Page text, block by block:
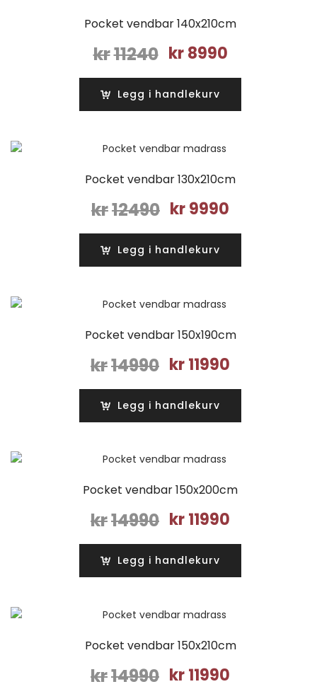
Pocket vendbar 140x210cm
kr11240
Opprinnelig
var:
kr11240.
kr 8990Nåværende
kr8990.
Legg i handlekurv
Pocket vendbar 130x210cm
kr12490 Opprinnelig
var:
kr12490.
kr9990
kr9990.
Legg i handlekurv
Pocket vendbar 150x190cm
kr14990 Opprinnelig
var:
kr14990.
kr11990
kr11990.
Legg i handlekurv
Pocket vendbar 150x200cm
kr14990 Opprinnelig
var:
kr14990.
kr11990
kr11990.
Legg i handlekurv
Pocket vendbar 150x210cm
kr14990 Opprinnelig
kr11990